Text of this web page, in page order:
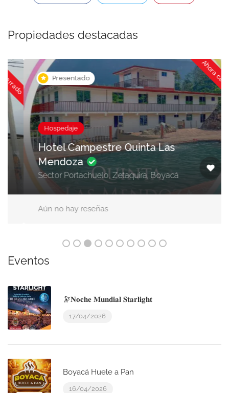
Propiedades destacadas
Presentado Ahora cerrado
Hospedaje
Hotel Campestre Quinta Las
Mendoza
Sector Portachuelo, Zetaquira, Boyacá
Aún no hay reseñas
Eventos
🔭𝐍𝐨𝐜𝐡𝐞 𝐌𝐮𝐧𝐝𝐢𝐚𝐥 𝐒𝐭𝐚𝐫𝐥𝐢𝐠𝐡𝐭
17/04/2026
Boyacá Huele a Pan
16/04/2026